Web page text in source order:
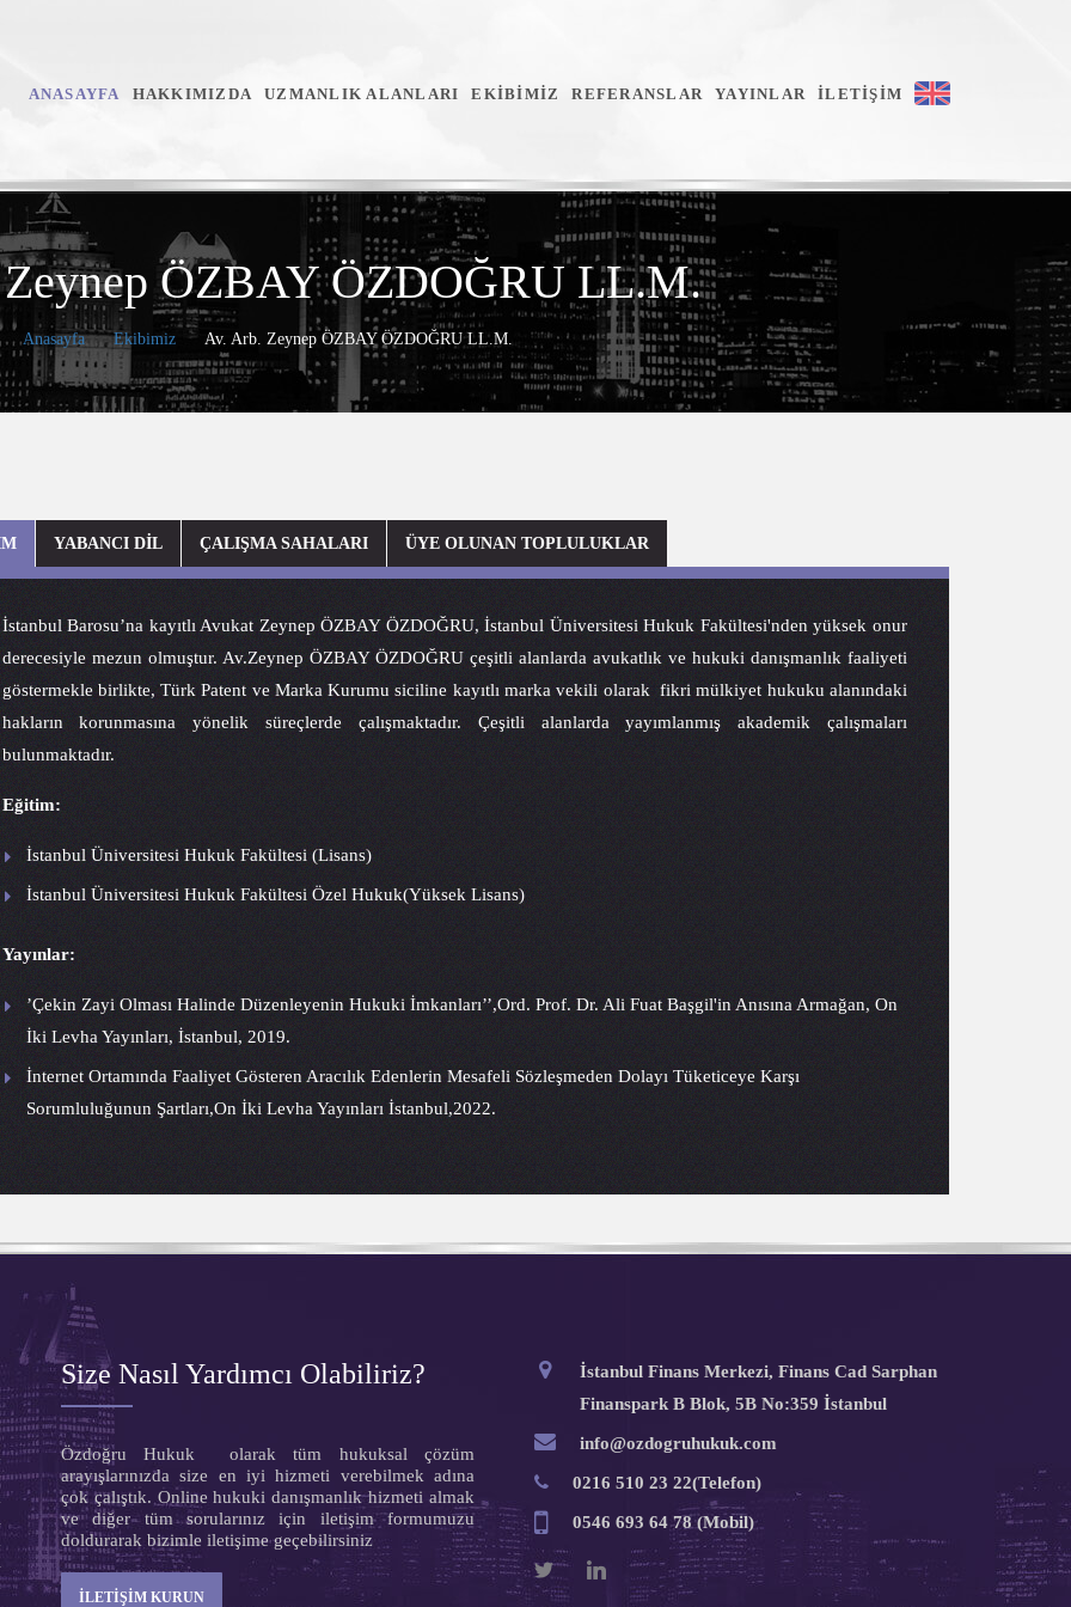
ANASAYFA HAKKIMIZDA UZMANLIK ALANLARI EKİBİMİZ REFERANSLAR YAYINLAR İLETİŞİM
ÖZBAY ÖZDOĞRU LL.M.
Anasayfa Ekibimiz Av. Arb. Zeynep ÖZBAY ÖZDOĞRU LL.M.
YABANCI DİL ÇALIŞMA SAHALARI ÜYE OLUNAN TOPLULUKLAR
İstanbul Barosu’na kayıtlı Avukat Zeynep ÖZBAY ÖZDOĞRU, İstanbul Üniversitesi Hukuk Fakültesi'nden yüksek onur
derecesiyle mezun olmuştur. Av.Zeynep ÖZBAY ÖZDOĞRU çeşitli alanlarda avukatlık ve hukuki danışmanlık faaliyeti
göstermekle birlikte, Türk Patent ve Marka Kurumu siciline kayıtlı marka vekili olarak fikri mülkiyet hukuku alanındaki
hakların korunmasına yönelik süreçlerde çalışmaktadır. Çeşitli alanlarda yayımlanmış akademik çalışmaları
bulunmaktadır.
Eğitim:
İstanbul Üniversitesi Hukuk Fakültesi (Lisans)
İstanbul Üniversitesi Hukuk Fakültesi Özel Hukuk(Yüksek Lisans)
Yayınlar:
’Çekin Zayi Olması Halinde Düzenleyenin Hukuki İmkanları’’,Ord. Prof. Dr. Ali Fuat Başgil'in Anısına Armağan, On
İki Levha Yayınları, İstanbul, 2019.
İnternet Ortamında Faaliyet Gösteren Aracılık Edenlerin Mesafeli Sözleşmeden Dolayı Tüketiceye Karşı
Sorumluluğunun Şartları,On İki Levha Yayınları İstanbul,2022.
Size Nasıl Yardımcı Olabiliriz?
Özdoğru Hukuk olarak tüm hukuksal çözüm
arayışlarınızda size en iyi hizmeti verebilmek adına
çok çalıştık. Online hukuki danışmanlık hizmeti almak
ve diğer tüm sorularınız için iletişim formumuzu
doldurarak bizimle iletişime geçebilirsiniz
İLETİŞİM KURUN
İstanbul Finans Merkezi, Finans Cad Sarphan
Finanspark B Blok, 5B No:359 İstanbul
info@ozdogruhukuk.com
0216 510 23 22(Telefon)
0546 693 64 78 (Mobil)